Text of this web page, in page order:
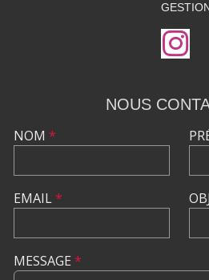
NOUS
NOM *
EMAIL*
MESSAGE *